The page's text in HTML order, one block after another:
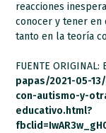
reacciones
conocer y tener en
tanto en la teoría
FUENTE ORIGINAL:
papas/2021-05-
con-autismo-y-
educativo.html?